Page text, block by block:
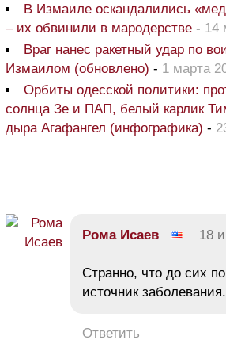
В Измаиле оскандалились
– их обвинили в мародерстве - 14
Враг нанес ракетный удар по
Измаилом (обновлено) - 1 марта
Орбиты одесской политики:
солнца Зе и ПАП, белый карлик
дыра Агафангел (инфографика) -
Рома Исаев 18
Странно, что до сих
источник заболевания.
Ответить